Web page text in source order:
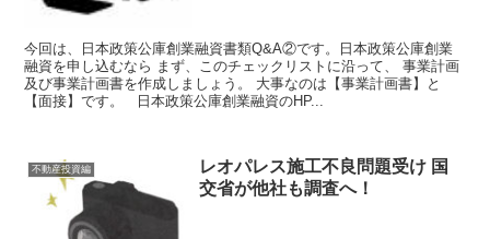
今回は、日本政策公庫創業融資書類Q&A②です。日本政策公庫創業
融資を申し込むなら まず、このチェックリストに沿って、 事業計画
及び事業計画書を作成しましょう。 大事なのは【事業計画書】と
【面接】です。 日本政策公庫創業融資のHP...
不動産投資編
レオパレス施工不良問題受け 国
交省が他社も調査へ！